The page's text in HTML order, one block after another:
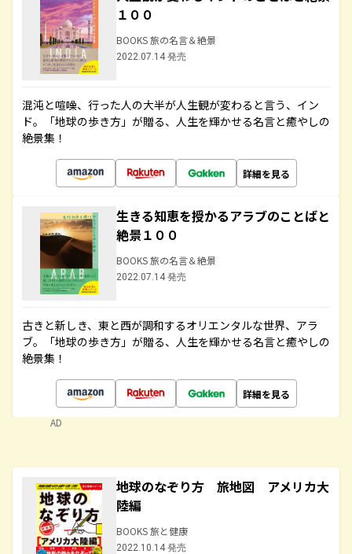
１００
BOOKS 旅の名言＆絶景
2022.07.14 発売
混沌と喧噪、行った人の大半が人生観が変わると言う、イン
ド。「地球の歩き方」が贈る、人生を輝かせる名言と癒やしの
絶景集！
詳細を見る
生きる知恵を授かるアラブのことばと
絶景１００
BOOKS 旅の名言＆絶景
2022.07.14 発売
古きと新しき、東と西が調和するオリエンタルな世界、アラ
ブ。「地球の歩き方」が贈る、人生を輝かせる名言と癒やしの
絶景集！
詳細を見る
AD
地球のなぞり方 旅地図 アメリカ大
陸編
BOOKS 旅と健康
2022.10.14 発売